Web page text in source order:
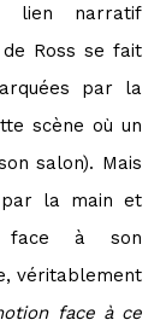
lien narratif
Ross se fait
par la
scène où un
salon). Mais
la main et
face à son
véritablement
face à ce